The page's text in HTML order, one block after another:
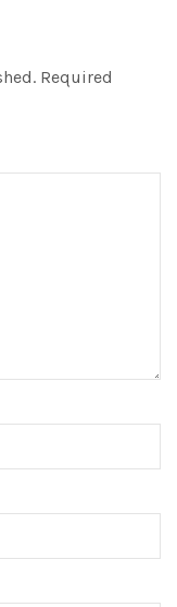
Required